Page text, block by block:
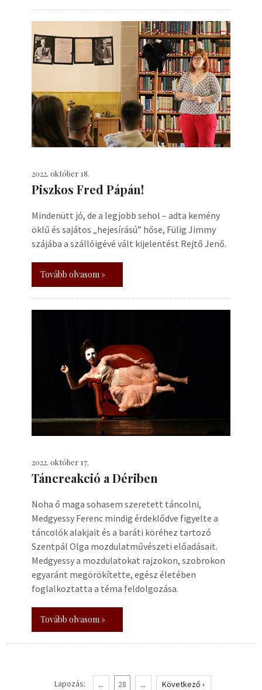
2022. október 18.
Piszkos Fred Pápán!
Mindenütt jó, de a legjobb sehol – adta kemény
öklű és sajátos „hejesírású” hőse, Fülig Jimmy
szájába a szállóigévé vált kijelentést Rejtő Jenő.
Tovább olvasom »
2022. október 17.
Táncreakció a Dériben
Noha ő maga sohasem szeretett táncolni,
Medgyessy Ferenc mindig érdeklődve figyelte a
táncolók alakjait és a baráti köréhez tartozó
Szentpál Olga mozdulatművészeti előadásait.
Medgyessy a mozdulatokat rajzokon, szobrokon
egyaránt megörökítette, egész életében
foglalkoztatta a téma feldolgozása.
Tovább olvasom »
Lapozás: ... 28 ... Következő ›